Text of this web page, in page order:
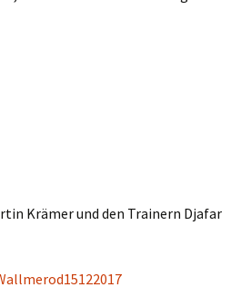
Krämer und den Trainern Djafar